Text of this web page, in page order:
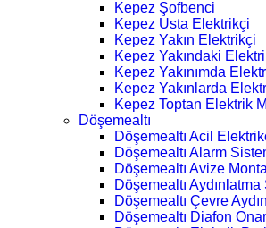
Kepez Şofbenci
Kepez Usta Elektrikçi
Kepez Yakın Elektrikçi
Kepez Yakındaki
Kepez Yakınımda
Kepez Yakınlarda
Kepez Toptan Elektrik
Döşemealtı
Döşemealtı Acil
Döşemealtı Alarm
Döşemealtı Avize
Döşemealtı
Döşemealtı Çevre
Döşemealtı Diafon